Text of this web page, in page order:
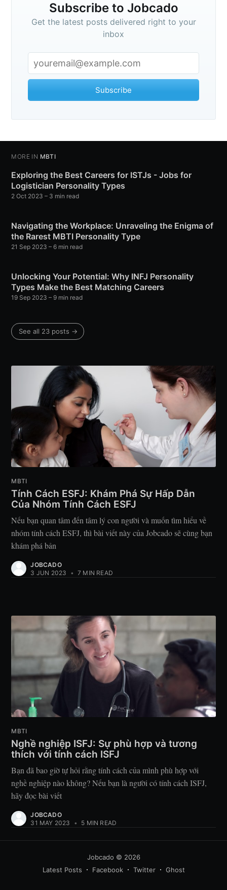
Subscribe to Jobcado
Get the latest posts delivered right to your
inbox
Subscribe
MORE IN MBTI
Exploring the Best Careers for ISTJs - Jobs for
Logistician Personality Types
2 Oct 2023 – 3 min read
Navigating the Workplace: Unraveling the Enigma of
the Rarest MBTI Personality Type
21 Sep 2023 – 6 min read
Unlocking Your Potential: Why INFJ Personality
Types Make the Best Matching Careers
19 Sep 2023 – 9 min read
See all 23 posts →
MBTI
Tính Cách ESFJ: Khám Phá Sự Hấp Dẫn
Của Nhóm Tính Cách ESFJ
Nếu bạn quan tâm đến tâm lý con người và muốn tìm hiểu về
nhóm tính cách ESFJ, thì bài viết này của Jobcado sẽ cùng bạn
khám phá bản
JOBCADO
3 JUN 2023
• 7 MIN READ
MBTI
Nghề nghiệp ISFJ: Sự phù hợp và tương
thích với tính cách ISFJ
Bạn đã bao giờ tự hỏi rằng tính cách của mình phù hợp với
nghề nghiệp nào không? Nếu bạn là người có tính cách ISFJ,
hãy đọc bài viết
JOBCADO
31 MAY 2023
• 5 MIN READ
Jobcado © 2026
Latest Posts
Facebook Twitter Ghost